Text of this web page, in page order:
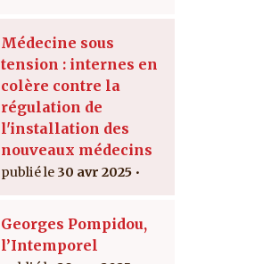
Médecine sous
tension : internes en
colère contre la
régulation de
l'installation des
nouveaux médecins
30 avr 2025
Georges Pompidou,
l’Intemporel